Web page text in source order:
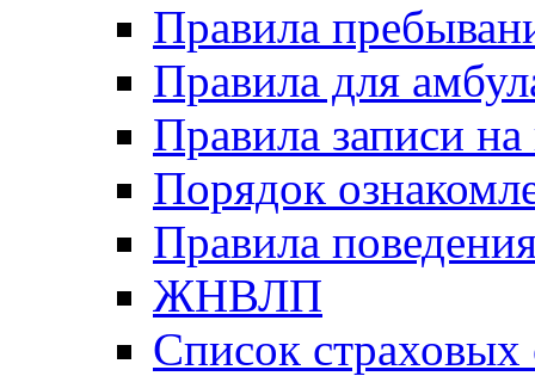
Правила
Правила для
Правила записи
Порядок
Правила
ЖНВЛП
Список страховых